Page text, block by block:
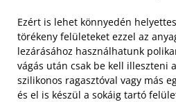
Ezért is lehet könnyedén
törékeny felületeket ezzel az
lezárásához használhatunk
vágás után csak be kell illeszteni
szilikonos ragasztóval vagy más
és el is készül a sokáig tartó